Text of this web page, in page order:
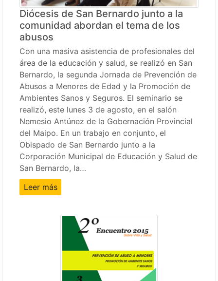
Diócesis de San Bernardo junto a la
comunidad abordan el tema de los
abusos
Con una masiva asistencia de profesionales del
área de la educación y salud, se realizó en San
Bernardo, la segunda Jornada de Prevención de
Abusos a Menores de Edad y la Promoción de
Ambientes Sanos y Seguros. El seminario se
realizó, este lunes 3 de agosto, en el salón
Nemesio Antúnez de la Gobernación Provincial
del Maipo. En un trabajo en conjunto, el
Obispado de San Bernardo junto a la
Corporación Municipal de Educación y Salud de
San Bernardo, la…
Leer más